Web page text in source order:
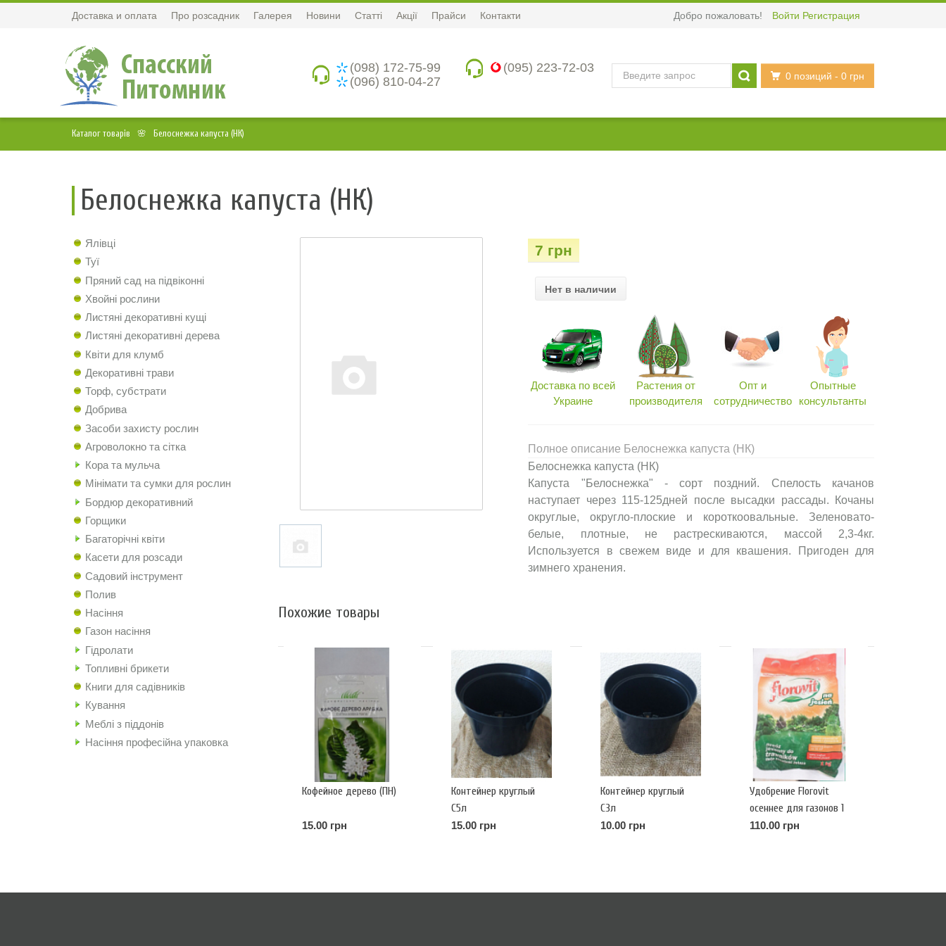
Доставка и оплата Про розсадник Галерея Новини Статті Акції Прайси Контакти Добро пожаловать! Войти Регистрация
0 позиций - 0 грн
(095) 223-72-03
(098) 172-75-99
(096) 810-04-27
Каталог товарів Белоснежка капуста (НК)
Белоснежка капуста (НК)
Ялівці
Туї
Пряний сад на підвіконні
Хвойні рослини
Листяні декоративні кущі
Листяні декоративні дерева
Квіти для клумб
Декоративні трави
Торф, субстрати
Добрива
Засоби захисту рослин
Агроволокно та сітка
Кора та мульча
Мінімати та сумки для рослин
Бордюр декоративний
Горщики
Багаторічні квіти
Касети для розсади
Садовий інструмент
Полив
Насіння
Газон насіння
Гідролати
Топливні брикети
Книги для садівників
Кування
Меблі з піддонів
Насіння професійна упаковка
7 грн
Нет в наличии
Доставка по всей
Украине
Растения от
производителя
Опт и
сотрудничество
Опытные
консультанты
Полное описание Белоснежка капуста (НК)
Белоснежка капуста (НК)
Капуста "Белоснежка" - сорт поздний. Спелость качанов
наступает через 115-125дней после высадки рассады. Кочаны
округлые, округло-плоские и короткоовальные. Зеленовато-
белые, плотные, не растрескиваются, массой 2,3-4кг.
Используется в свежем виде и для квашения. Пригоден для
зимнего хранения.
Похожие товары
Кофейное дерево (ПН)
15.00 грн
Контейнер круглый
С5л
15.00 грн
Контейнер круглый
С3л
10.00 грн
Удобрение Florovit
осеннее для газонов 1
кг
110.00 грн